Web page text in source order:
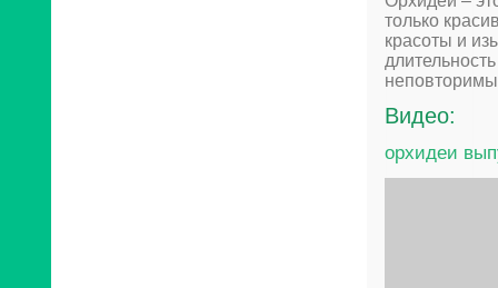
только
красоты и
Видео:
орхидеи